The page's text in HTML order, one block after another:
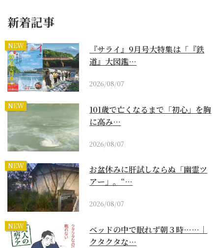
新着記事
NEW
『サライ』9月号大特集は「『鉄
道』大図鑑…
2026/08/07
NEW
101歳で亡くなるまで「初心」を胸
に高み…
2026/08/07
NEW
お盆休みに肝試しならぬ「幽霊ツ
アー」。“…
2026/08/07
NEW
ベッドの中で眠れず朝３時……｜
クタクタな…